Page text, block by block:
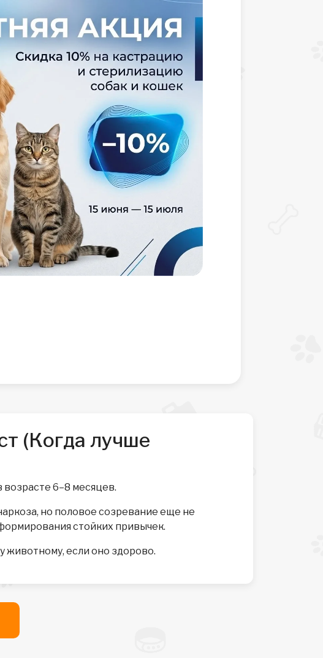
(Когда лучше
6–8 месяцев.
но половое созревание еще не
стойких привычек.
если оно здорово.